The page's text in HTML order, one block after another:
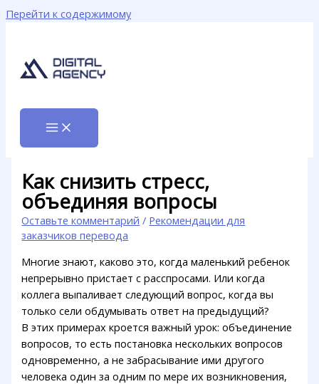
Перейти к содержимому
Как снизить стресс,
объединяя вопросы
Оставьте комментарий / Рекомендации для
заказчиков перевода
Многие знают, каково это, когда маленький ребенок
непрерывно пристает с расспросами. Или когда
коллега выпаливает следующий вопрос, когда вы
только сели обдумывать ответ на предыдущий?
В этих примерах кроется важный урок: объединение
вопросов, то есть постановка нескольких вопросов
одновременно, а не забрасывание ими другого
человека один за одним по мере их возникновения,